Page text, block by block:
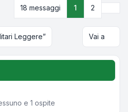
e ordinamento
18 messaggi 1 2
Leggere” Vai a
e 1 ospite